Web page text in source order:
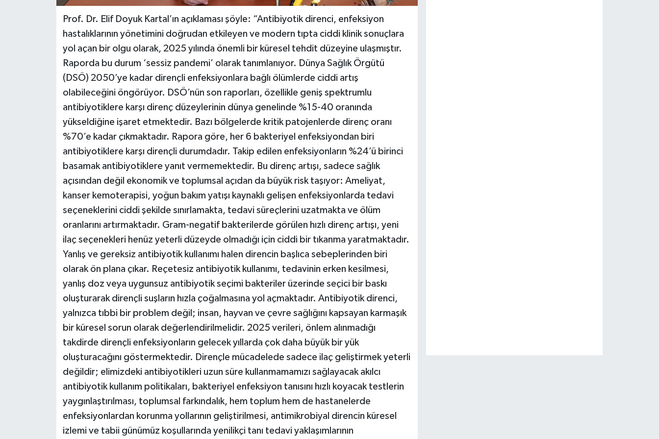
Prof. Dr. Elif Doyuk Kartal’ın açıklaması şöyle: “Antibiyotik direnci, enfeksiyon
hastalıklarının yönetimini doğrudan etkileyen ve modern tıpta ciddi klinik sonuçlara
yol açan bir olgu olarak, 2025 yılında önemli bir küresel tehdit düzeyine ulaşmıştır.
Raporda bu durum ‘sessiz pandemi’ olarak tanımlanıyor. Dünya Sağlık Örgütü
(DSÖ) 2050’ye kadar dirençli enfeksiyonlara bağlı ölümlerde ciddi artış
olabileceğini öngörüyor. DSÖ’nün son raporları, özellikle geniş spektrumlu
antibiyotiklere karşı direnç düzeylerinin dünya genelinde %15-40 oranında
yükseldiğine işaret etmektedir. Bazı bölgelerde kritik patojenlerde direnç oranı
%70’e kadar çıkmaktadır. Rapora göre, her 6 bakteriyel enfeksiyondan biri
antibiyotiklere karşı dirençli durumdadır. Takip edilen enfeksiyonların %24’ü birinci
basamak antibiyotiklere yanıt vermemektedir. Bu direnç artışı, sadece sağlık
açısından değil ekonomik ve toplumsal açıdan da büyük risk taşıyor: Ameliyat,
kanser kemoterapisi, yoğun bakım yatışı kaynaklı gelişen enfeksiyonlarda tedavi
seçeneklerini ciddi şekilde sınırlamakta, tedavi süreçlerini uzatmakta ve ölüm
oranlarını artırmaktadır. Gram-negatif bakterilerde görülen hızlı direnç artışı, yeni
ilaç seçenekleri henüz yeterli düzeyde olmadığı için ciddi bir tıkanma yaratmaktadır.
Yanlış ve gereksiz antibiyotik kullanımı halen direncin başlıca sebeplerinden biri
olarak ön plana çıkar. Reçetesiz antibiyotik kullanımı, tedavinin erken kesilmesi,
yanlış doz veya uygunsuz antibiyotik seçimi bakteriler üzerinde seçici bir baskı
oluşturarak dirençli suşların hızla çoğalmasına yol açmaktadır. Antibiyotik direnci,
yalnızca tıbbi bir problem değil; insan, hayvan ve çevre sağlığını kapsayan karmaşık
bir küresel sorun olarak değerlendirilmelidir. 2025 verileri, önlem alınmadığı
takdirde dirençli enfeksiyonların gelecek yıllarda çok daha büyük bir yük
oluşturacağını göstermektedir. Dirençle mücadelede sadece ilaç geliştirmek yeterli
değildir; elimizdeki antibiyotikleri uzun süre kullanmamamızı sağlayacak akılcı
antibiyotik kullanım politikaları, bakteriyel enfeksiyon tanısını hızlı koyacak testlerin
yaygınlaştırılması, toplumsal farkındalık, hem toplum hem de hastanelerde
enfeksiyonlardan korunma yollarının geliştirilmesi, antimikrobiyal direncin küresel
izlemi ve tabii günümüz koşullarında yenilikçi tanı tedavi yaklaşımlarının